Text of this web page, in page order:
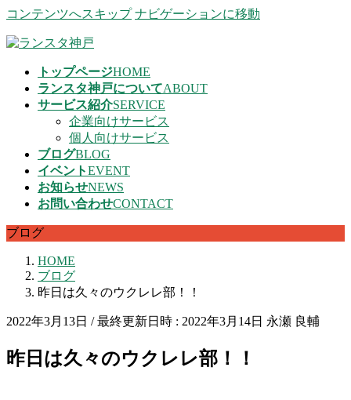
コンテンツへスキップ ナビゲーションに移動
トップページHOME
ランスタ神戸についてABOUT
サービス紹介SERVICE
企業向けサービス
個人向けサービス
ブログBLOG
イベントEVENT
お知らせNEWS
お問い合わせCONTACT
ブログ
HOME
ブログ
昨日は久々のウクレレ部！！
2022年3月13日 / 最終更新日時 : 2022年3月14日 永瀬 良輔
昨日は久々のウクレレ部！！